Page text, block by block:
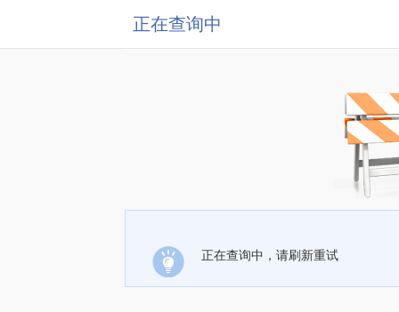
正在查询中
正在查询中，请刷新重试